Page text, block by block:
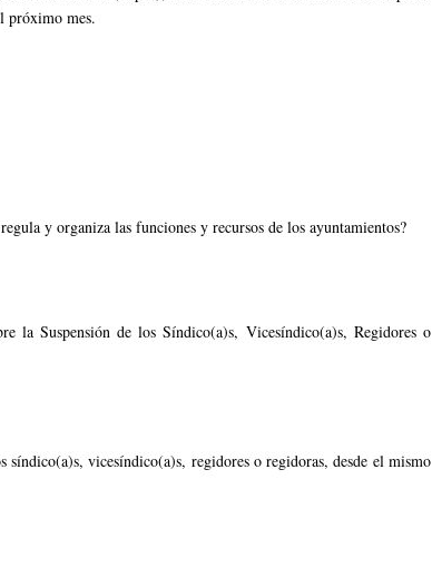
próximo mes.
y organiza las funciones y recursos de los ayuntamientos?
la Suspensión de los Síndico(a)s, Vicesíndico(a)s, Regidores o
síndico(a)s, vicesíndico(a)s, regidores o regidoras, desde el mismo